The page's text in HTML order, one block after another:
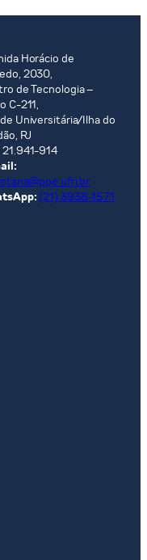
Horácio de
2030,
de Tecnologia –
C-211,
Universitária/Ilha do
RJ
21.941-914
(21) 3938-1571